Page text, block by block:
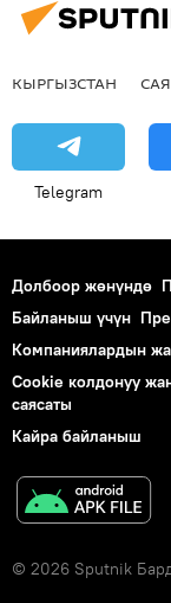
КЫРГЫЗСТАН
Telegram
Долбоор жөнүндө
Байланыш үчүн
Компаниялардын
Cookie колдонуу
саясаты
Кайра байланыш
© 2026 Sputnik